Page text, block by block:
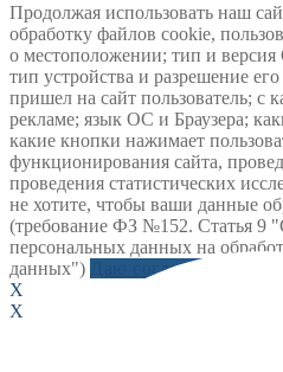
Продолжая использовать наш
обработку файлов cookie,
о местоположении; тип и версия
тип устройства и разрешение
пришел на сайт пользователь; с
рекламе; язык ОС и Браузера;
какие кнопки нажимает
функционирования сайта,
проведения статистических
не хотите, чтобы ваши данные
(требование ФЗ №152. Статья 9
персональных данных на
данных")
Даю согласие на
X
X